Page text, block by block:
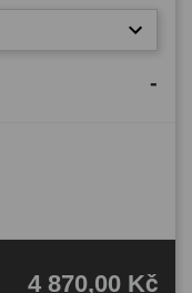
-
4 870,00 Kč